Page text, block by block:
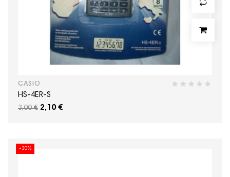
CASIO
HS-4ER-S
3,00 € 2,10 €
-30%